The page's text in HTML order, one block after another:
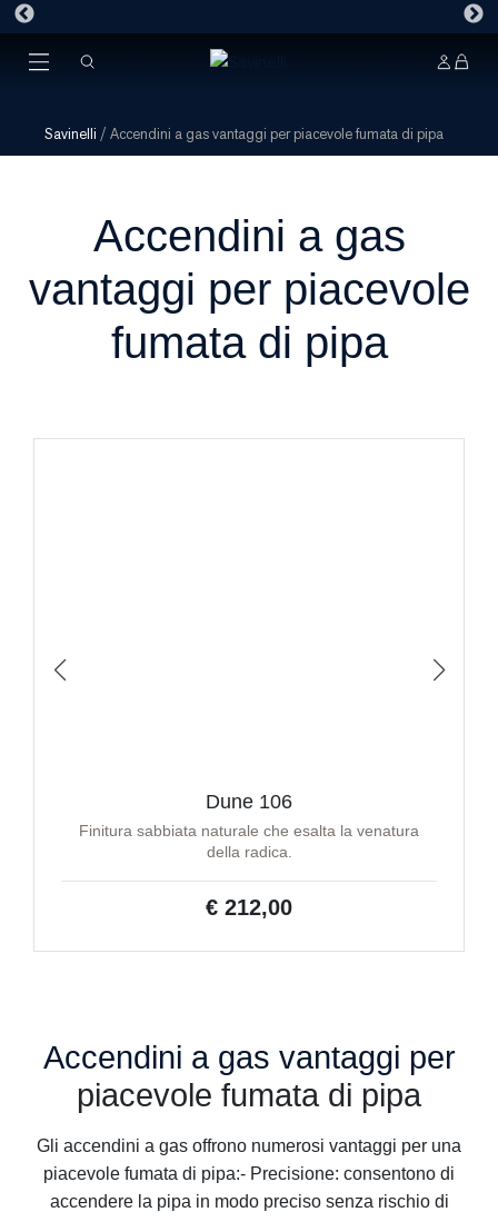
Savinelli / Accendini a gas vantaggi per piacevole fumata di pipa
Accendini a gas
vantaggi per piacevole
fumata di pipa
Dune 106
Finitura sabbiata naturale che esalta la venatura
della radica.
€ 212,00
Accendini a gas vantaggi per
piacevole fumata di pipa
Gli accendini a gas offrono numerosi vantaggi per una
piacevole fumata di pipa:- Precisione: consentono di
accendere la pipa in modo preciso senza rischio di